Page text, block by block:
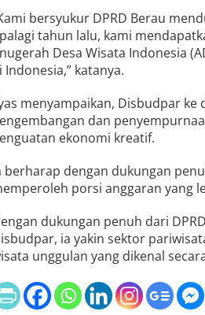
bersyukur DPRD Berau
tahun lalu, kami
Desa Wisata Indonesia
Indonesia,” katanya.
menyampaikan, Disbudpar ke
dan
ekonomi kreatif.
berharap dengan dukungan
porsi anggaran yang
dukungan penuh dari
ia yakin sektor
unggulan yang dikenal